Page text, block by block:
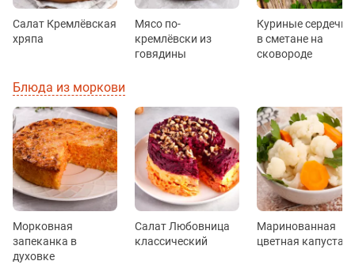
Салат Кремлёвская
хряпа
Мясо по-
кремлёвски из
говядины
Куриные сердечки
в сметане на
сковороде
Блюда из моркови
Морковная
запеканка в
духовке
Салат Любовница
классический
Маринованная
цветная капуста